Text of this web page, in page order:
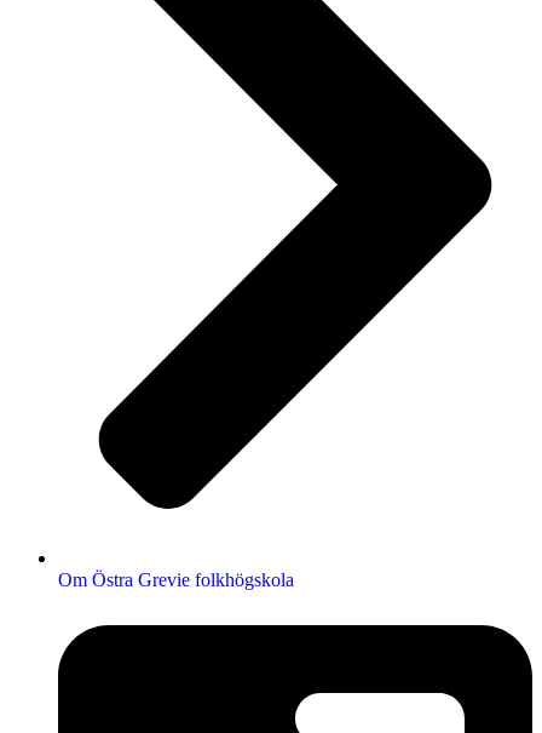
Om Östra Grevie folkhögskola